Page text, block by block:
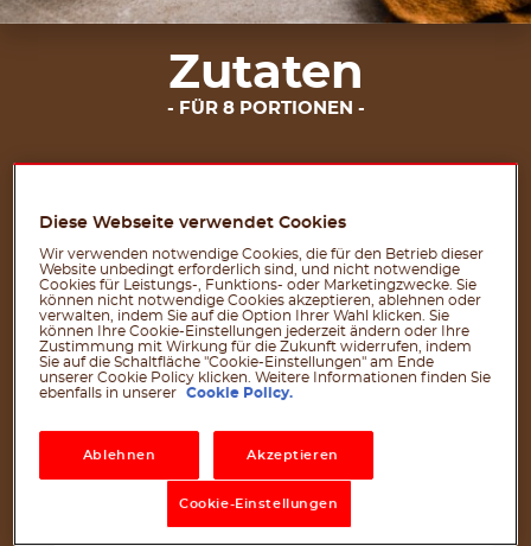
Zutaten
FÜR 8 PORTIONEN
1/4 Teelöffel Backsoda
1/4 Teelöffel Salz
1/2 Tasse Milch
1/2 Tasse fettarmer Naturjoghurt
3 Esslöffel geschmolzene Butter,
aufgeteilt
1/4 Tasse nutella
Diese Webseite verwendet Cookies
Wir verwenden notwendige Cookies, die für den Betrieb dieser
Website unbedingt erforderlich sind, und nicht notwendige
Cookies für Leistungs-, Funktions- oder Marketingzwecke. Sie
können nicht notwendige Cookies akzeptieren, ablehnen oder
verwalten, indem Sie auf die Option Ihrer Wahl klicken. Sie
können Ihre Cookie-Einstellungen jederzeit ändern oder Ihre
Zustimmung mit Wirkung für die Zukunft widerrufen, indem
Sie auf die Schaltfläche "Cookie-Einstellungen" am Ende
unserer Cookie Policy klicken. Weitere Informationen finden Sie
ebenfalls in unserer
Cookie Policy.
Ablehnen Akzeptieren
Cookie-Einstellungen